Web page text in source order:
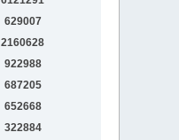
629007
2160628
922988
687205
652668
322884